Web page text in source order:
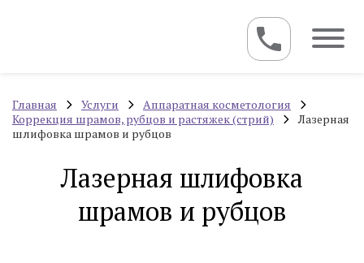
Главная Услуги
Аппаратная косметология
Коррекция шрамов, рубцов и растяжек (стрий)
Лазерная
шлифовка шрамов и рубцов
Лазерная шлифовка
шрамов и рубцов